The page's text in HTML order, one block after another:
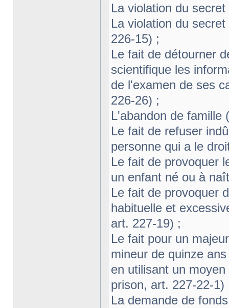
La violation du
La violation du
226-15) ;
Le fait de détourner
scientifique les
de l'examen de ses
226-26) ;
L'abandon de famille
Le fait de refuser
personne qui a le
Le fait de provoquer
un enfant né ou à
Le fait de provoquer
habituelle et
art. 227-19) ;
Le fait pour un
mineur de quinze
en utilisant un
prison, art. 227-22-1)
La demande de